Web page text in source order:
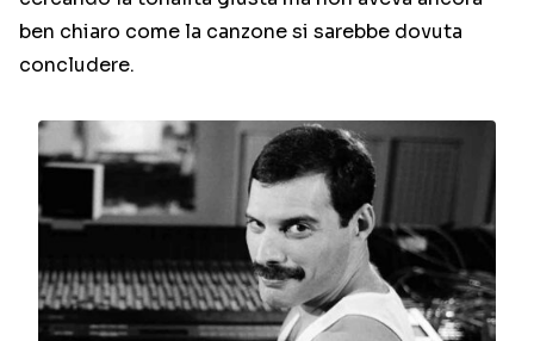
ben chiaro come la canzone si sarebbe dovuta
concludere.